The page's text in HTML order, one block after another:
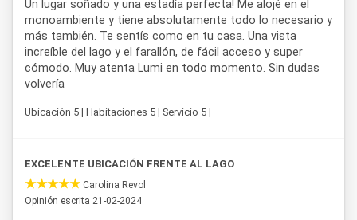
Un lugar soñado y una estadía perfecta! Me alojé en el
monoambiente y tiene absolutamente todo lo necesario y
más también. Te sentís como en tu casa. Una vista
increíble del lago y el farallón, de fácil acceso y super
cómodo. Muy atenta Lumi en todo momento. Sin dudas
volvería
Ubicación 5 | Habitaciones 5 | Servicio 5 |
EXCELENTE UBICACIÓN FRENTE AL LAGO
Carolina Revol
Opinión escrita 21-02-2024